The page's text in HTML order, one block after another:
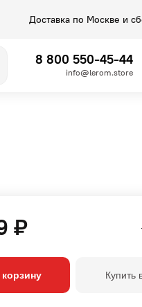
Доставка по Москве и
Стелла
Детские
8 800 550-45-44
info@lerom.store
₽
Купить